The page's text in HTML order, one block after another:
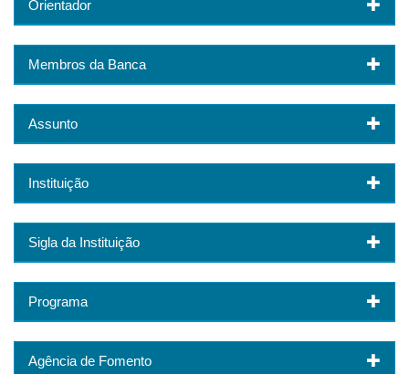
Orientador
Membros da Banca
Assunto
Instituição
Sigla da Instituição
Programa
Agência de Fomento